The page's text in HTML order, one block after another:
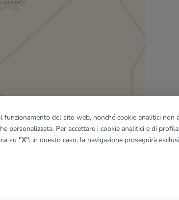
funzionamento del sito web, nonché cookie analitici
personalizzata. Per accettare i cookie analitici e di
su "X"; in questo caso, la navigazione proseguirà